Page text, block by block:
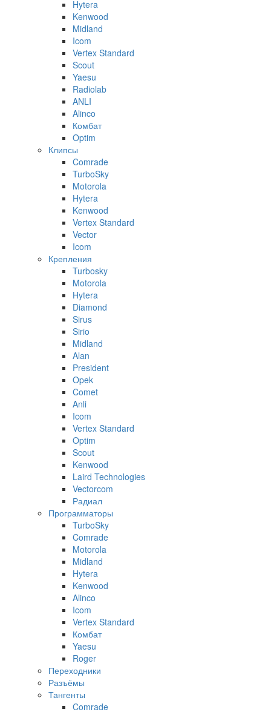
Hytera
Kenwood
Midland
Icom
Vertex Standard
Scout
Yaesu
Radiolab
ANLI
Alinco
Комбат
Optim
Клипсы
Comrade
TurboSky
Motorola
Hytera
Kenwood
Vertex Standard
Vector
Icom
Крепления
Turbosky
Motorola
Hytera
Diamond
Sirus
Sirio
Midland
Alan
President
Opek
Comet
Anli
Icom
Vertex Standard
Optim
Scout
Kenwood
Laird Technologies
Vectorcom
Радиал
Программаторы
TurboSky
Comrade
Motorola
Midland
Hytera
Kenwood
Alinco
Icom
Vertex Standard
Комбат
Yaesu
Roger
Переходники
Разъёмы
Тангенты
Comrade